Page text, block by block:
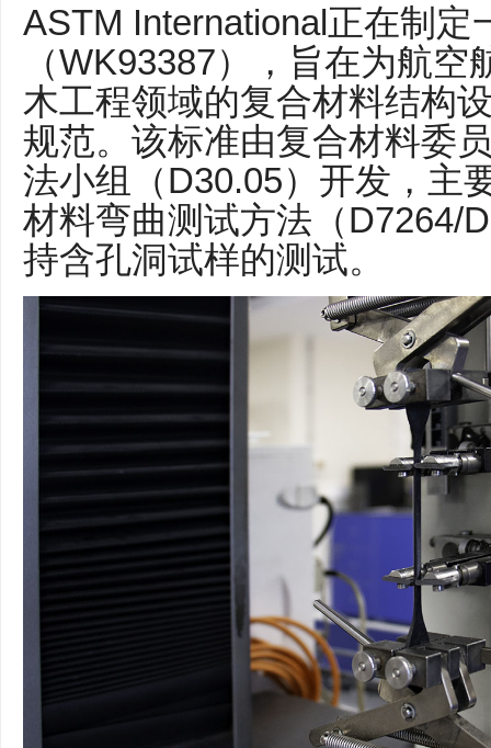
ASTM International正在制定
（WK93387），旨在为航
木工程领域的复合材料结构
规范。该标准由复合材料委
法小组（D30.05）开发，主
材料弯曲测试方法（D7264/
持含孔洞试样的测试。